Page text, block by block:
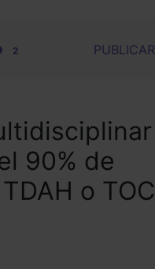
2 PUBLICAR
90% de
o TOC